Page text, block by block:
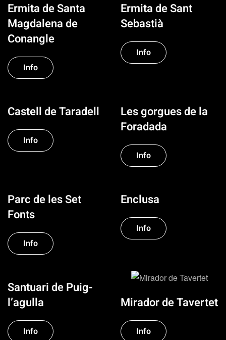
Ermita de Santa
Magdalena de
Conangle
Info
Ermita de Sant
Sebastià
Info
Castell de Taradell
Info
Les gorgues de la
Foradada
Info
Parc de les Set
Fonts
Info
Enclusa
Info
Santuari de Puig-
l’agulla
Info
Mirador de Tavertet
Info